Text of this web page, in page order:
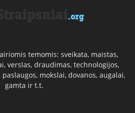
temomis: sveikata, maistas,
verslas, draudimas, technologijos,
mokslai, dovanos, augalai,
gamta ir t.t.